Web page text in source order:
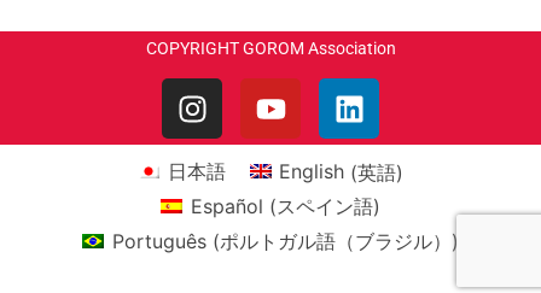
COPYRIGHT GOROM Association
日本語 English(英語)
Español (スペイン語)
Português(ポルトガル語（ブラジル） )